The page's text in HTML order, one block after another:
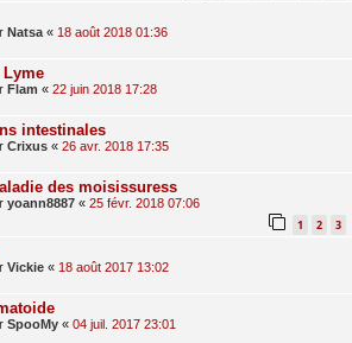
Natsa « 18 août 2018 01:36
Lyme
Flam « 22 juin 2018 17:28
intestinales
Crixus « 26 avr. 2018 17:35
des moisissuress
yoann8887 « 25 févr. 2018 07:06
1 2 3
Vickie « 18 août 2017 13:02
SpooMy « 04 juil. 2017 23:01